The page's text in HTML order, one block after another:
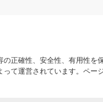
正確性、安全性、有用性を
て運営されています。ペ